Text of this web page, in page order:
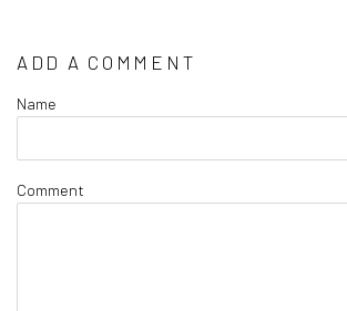
ADD A COMMENT
Name
Comment